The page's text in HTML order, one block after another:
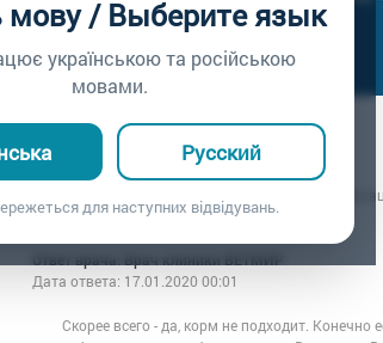
мову / Выберите язык
українською та російською
мовами.
Русский
для наступних відвідувань.
№21
владельца: Татьяна
вопроса:
17.01.2020 00:01
При переходе с натурального корма на сухой ,
сухой корм собакой плохо усваивается?
Ответ врача: Врач клиники ВЕТМИР
Дата ответа: 17.01.2020 00:01
Скорее всего - да, корм не подходит.